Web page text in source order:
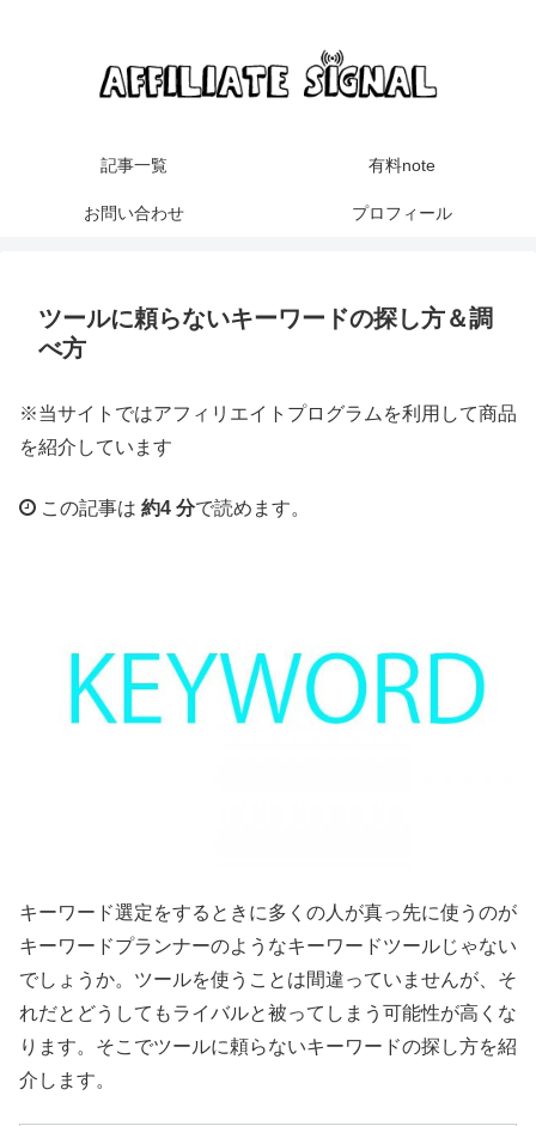
記事一覧 有料note
お問い合わせ プロフィール
ツールに頼らないキーワードの探し方＆調
べ方
※当サイトではアフィリエイトプログラムを利用して商品
を紹介しています
この記事は 約4 分で読めます。
キーワード選定をするときに多くの人が真っ先に使うのが
キーワードプランナーのようなキーワードツールじゃない
でしょうか。ツールを使うことは間違っていませんが、そ
れだとどうしてもライバルと被ってしまう可能性が高くな
ります。そこでツールに頼らないキーワードの探し方を紹
介します。